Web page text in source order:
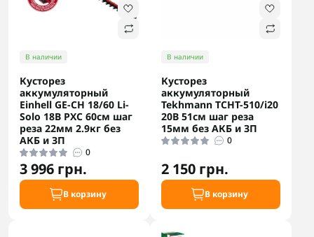
В наличии
Кусторез
аккумуляторный
Einhell GE-CH 18/60 Li-
Solo 18В PXC 60см шаг
реза 22мм 2.9кг без
АКБ и ЗП
0
3 996 грн.
В корзину
В наличии
Кусторез
аккумуляторный
Tekhmann TCHT-510/i20
20В 51см шаг реза
15мм без АКБ и ЗП
0
2 150 грн.
В корзину